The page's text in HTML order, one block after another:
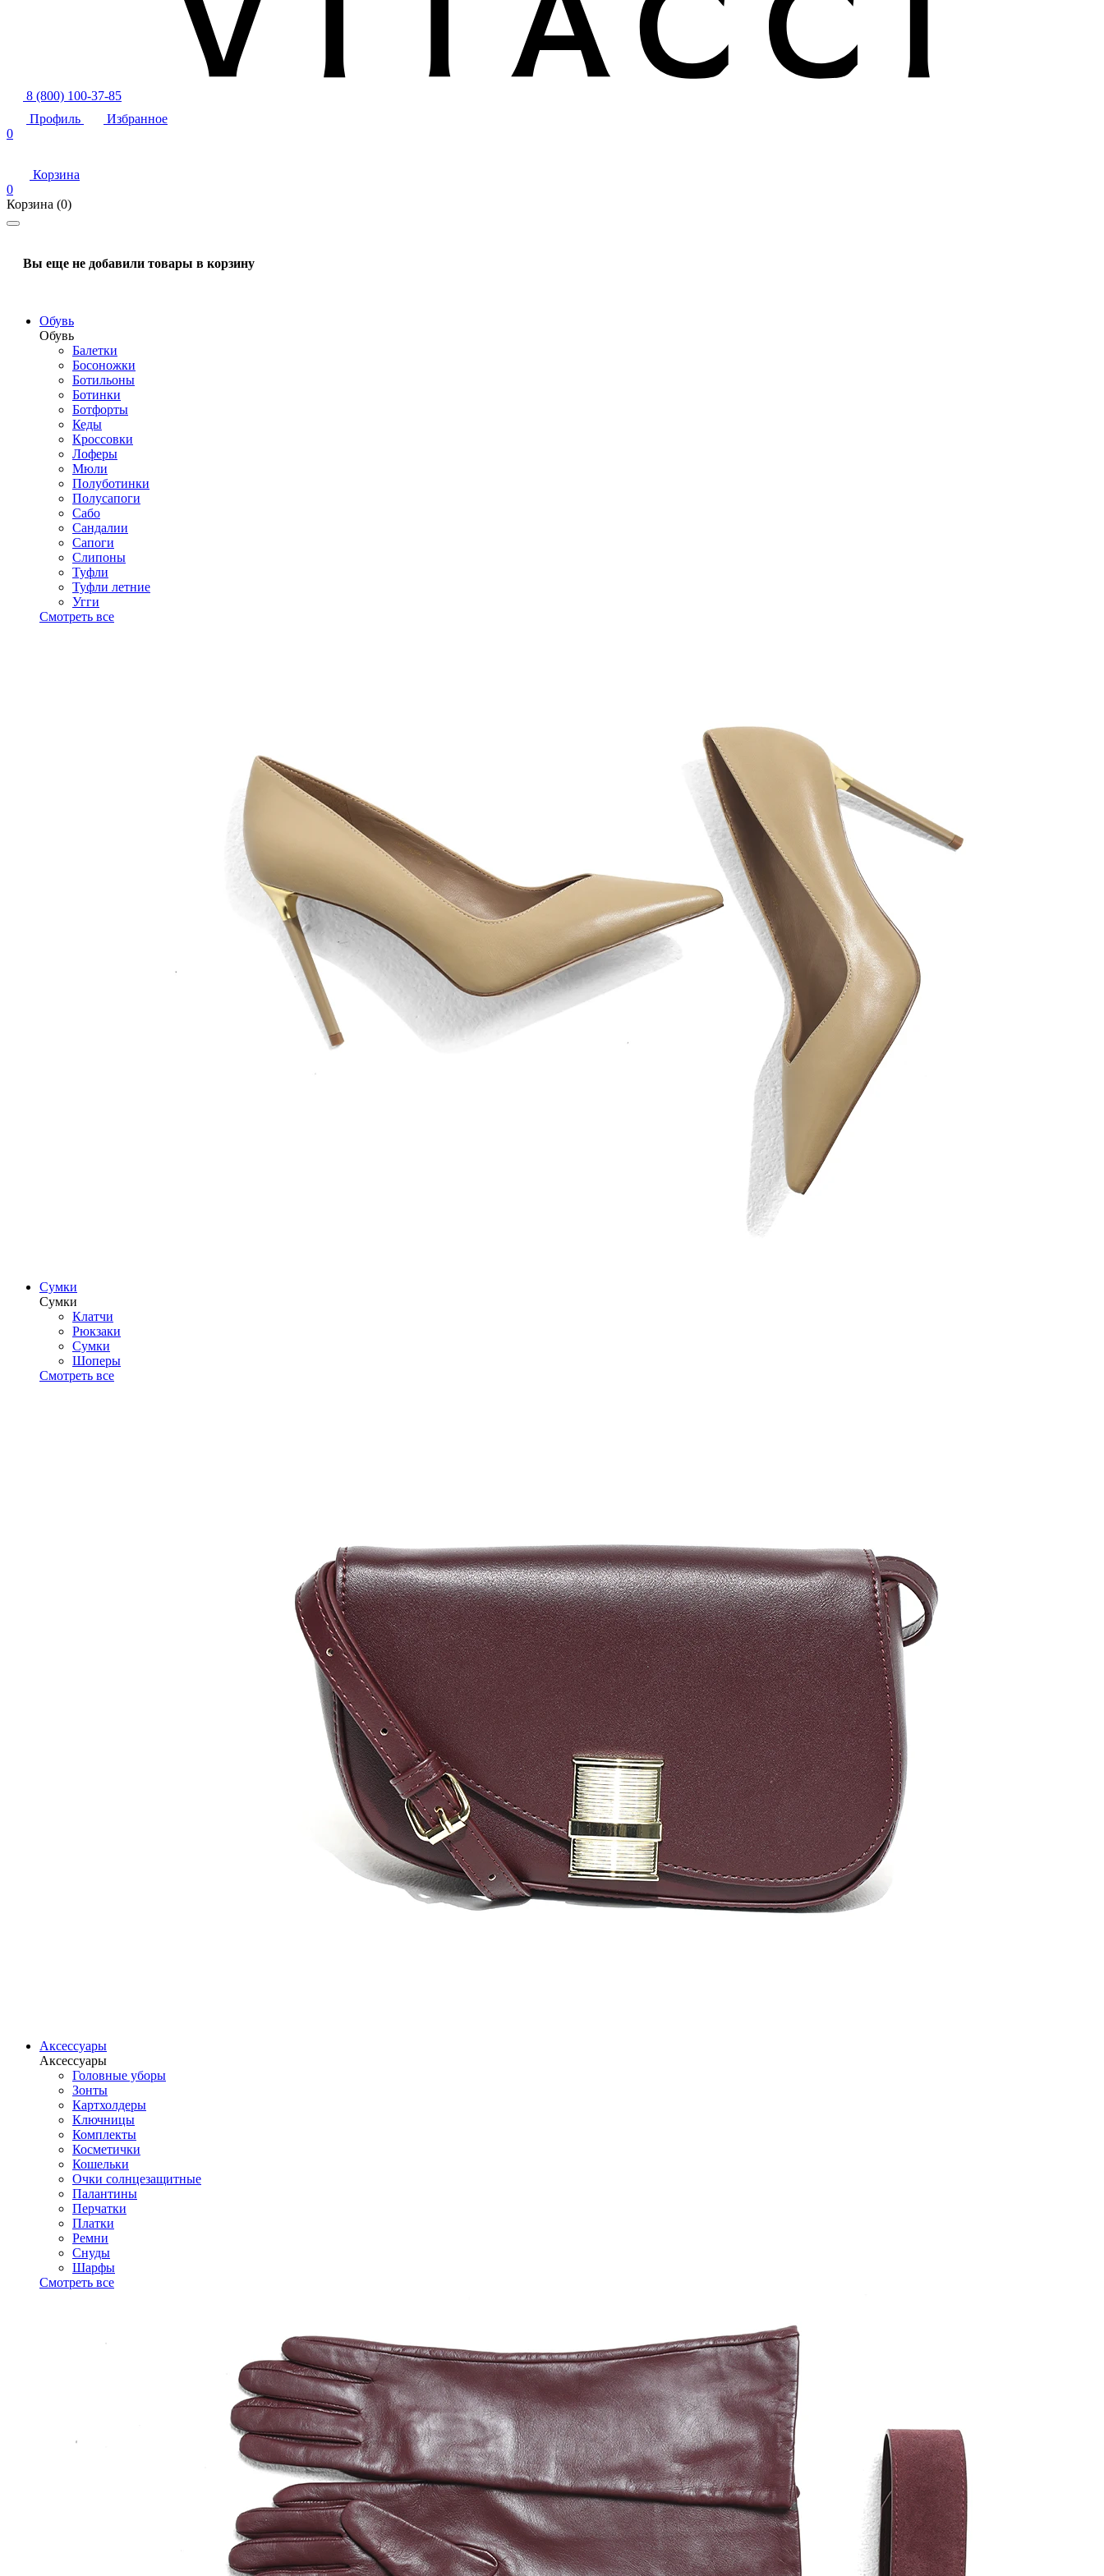
8 (800) 100-37-85
Профиль
Избранное
0
Корзина
0
Корзина (0)
Вы еще не добавили товары в корзину
Обувь
Обувь
Балетки
Босоножки
Ботильоны
Ботинки
Ботфорты
Кеды
Кроссовки
Лоферы
Мюли
Полуботинки
Полусапоги
Сабо
Сандалии
Сапоги
Слипоны
Туфли
Туфли летние
Угги
Смотреть все
Сумки
Сумки
Клатчи
Рюкзаки
Сумки
Шоперы
Смотреть все
Аксессуары
Аксессуары
Головные уборы
Зонты
Картхолдеры
Ключницы
Комплекты
Косметички
Кошельки
Очки солнцезащитные
Палантины
Перчатки
Платки
Ремни
Снуды
Шарфы
Смотреть все